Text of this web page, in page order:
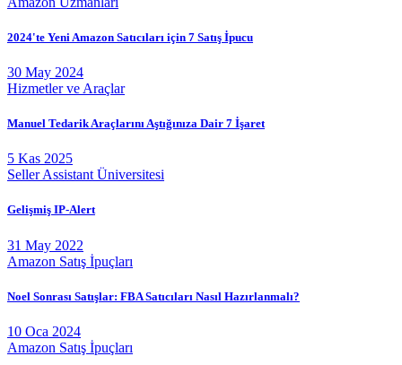
2024'te Yeni Amazon Satıcıları için 7 Satış İpucu
30 May 2024
Hizmetler ve Araçlar
Manuel Tedarik Araçlarını Aştığınıza Dair 7 İşaret
5 Kas 2025
Seller Assistant Üniversitesi
Gelişmiş IP-Alert
31 May 2022
Amazon Satış İpuçları
Noel Sonrası Satışlar: FBA Satıcıları Nasıl Hazırlanmalı?
10 Oca 2024
Amazon Satış İpuçları